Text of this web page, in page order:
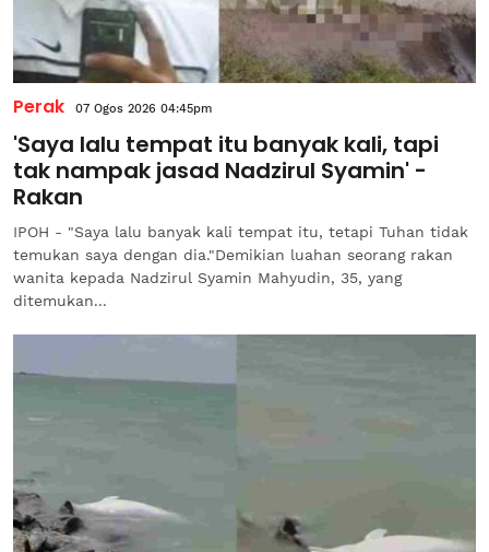
Perak 07 Ogos 2026 04:45pm
'Saya lalu tempat itu banyak kali, tapi
tak nampak jasad Nadzirul Syamin' -
Rakan
IPOH - "Saya lalu banyak kali tempat itu, tetapi Tuhan tidak
temukan saya dengan dia."Demikian luahan seorang rakan
wanita kepada Nadzirul Syamin Mahyudin, 35, yang
ditemukan...